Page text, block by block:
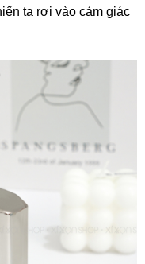
ta rơi vào cảm giác